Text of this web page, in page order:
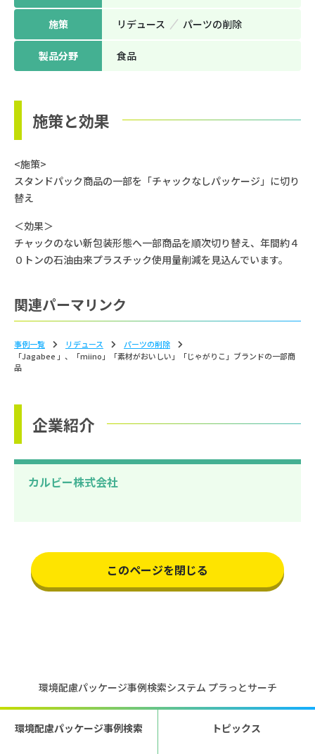
施策 リデュース パーツの削除
製品分野 ⾷品
施策と効果
<施策>
スタンドパック商品の一部を「チャックなしパッケージ」に切り
替え
＜効果＞
チャックのない新包装形態へ一部商品を順次切り替え、年間約４
０トンの石油由来プラスチック使用量削減を見込んでいます。
関連パーマリンク
事例一覧 リデュース
パーツの削除
「Jagabee 」、「miino」「素材がおいしい」「じゃがりこ」ブランドの一部商
品
企業紹介
カルビー株式会社
このページを閉じる
環境配慮パッケージ事例検索システム プラっとサーチ
環境配慮パッケージ事例検索 トピックス